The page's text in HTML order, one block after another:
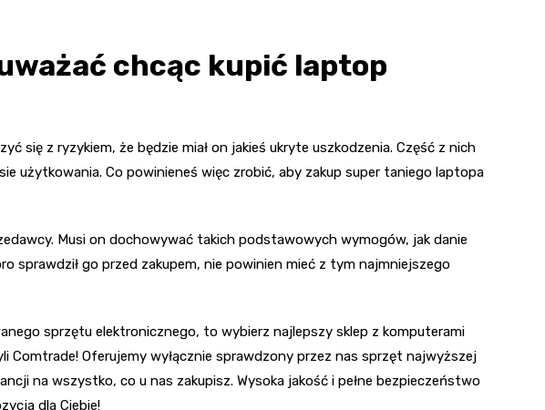
chcąc kupić laptop
się z ryzykiem, że będzie miał on jakieś ukryte uszkodzenia. Część z nich
użytkowania. Co powinieneś więc zrobić, aby zakup super taniego laptopa
Musi on dochowywać takich podstawowych wymogów, jak danie
sprawdził go przed zakupem, nie powinien mieć z tym najmniejszego
sprzętu elektronicznego, to wybierz najlepszy sklep z komputerami
Comtrade! Oferujemy wyłącznie sprawdzony przez nas sprzęt najwyższej
na wszystko, co u nas zakupisz. Wysoka jakość i pełne bezpieczeństwo
dla Ciebie!